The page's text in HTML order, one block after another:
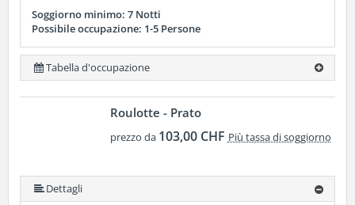
Soggiorno minimo: 7 Notti
Possibile occupazione: 1-5 Persone
Tabella d'occupazione
Roulotte - Prato
prezzo da 103,00 CHF Più tassa di soggiorno
Dettagli